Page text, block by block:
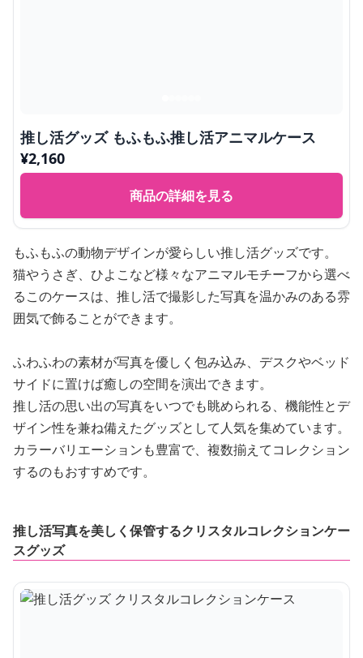
推し活グッズ もふもふ推し活アニマルケース
¥2,160
商品の詳細を見る
もふもふの動物デザインが愛らしい推し活グッズです。
猫やうさぎ、ひよこなど様々なアニマルモチーフから選べ
るこのケースは、推し活で撮影した写真を温かみのある雰
囲気で飾ることができます。
ふわふわの素材が写真を優しく包み込み、デスクやベッド
サイドに置けば癒しの空間を演出できます。
推し活の思い出の写真をいつでも眺められる、機能性とデ
ザイン性を兼ね備えたグッズとして人気を集めています。
カラーバリエーションも豊富で、複数揃えてコレクション
するのもおすすめです。
推し活写真を美しく保管するクリスタルコレクションケー
スグッズ